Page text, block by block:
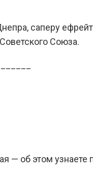
саперу
Союза.
— об этом